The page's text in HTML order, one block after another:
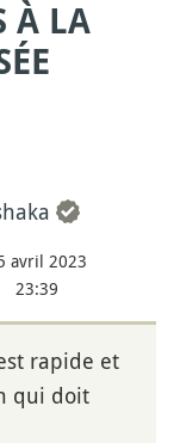
À LA
avril 2023
23:39
rapide et
qui doit